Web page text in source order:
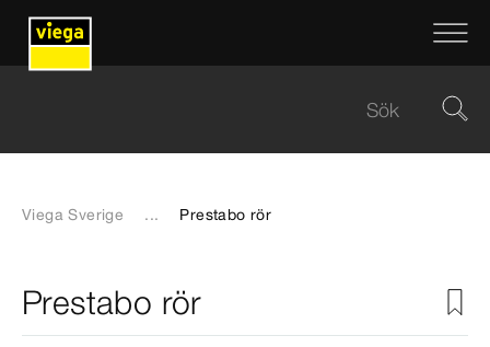
Viega Sverige ... Prestabo rör
Prestabo rör